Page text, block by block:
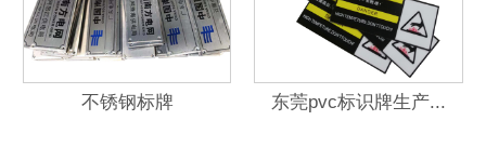
不锈钢标牌 东莞pvc标识牌生产...